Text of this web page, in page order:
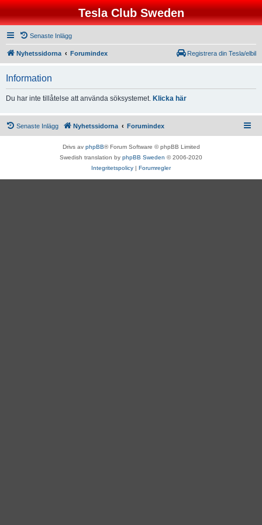
Tesla Club Sweden
Senaste Inlägg
Nyhetssidorna Forumindex Registrera din Tesla/elbil
Information
Du har inte tillåtelse att använda söksystemet. Klicka här
Senaste Inlägg Nyhetssidorna Forumindex
Drivs av phpBB® Forum Software © phpBB Limited
Swedish translation by phpBB Sweden © 2006-2020
Integritetspolicy | Forumregler